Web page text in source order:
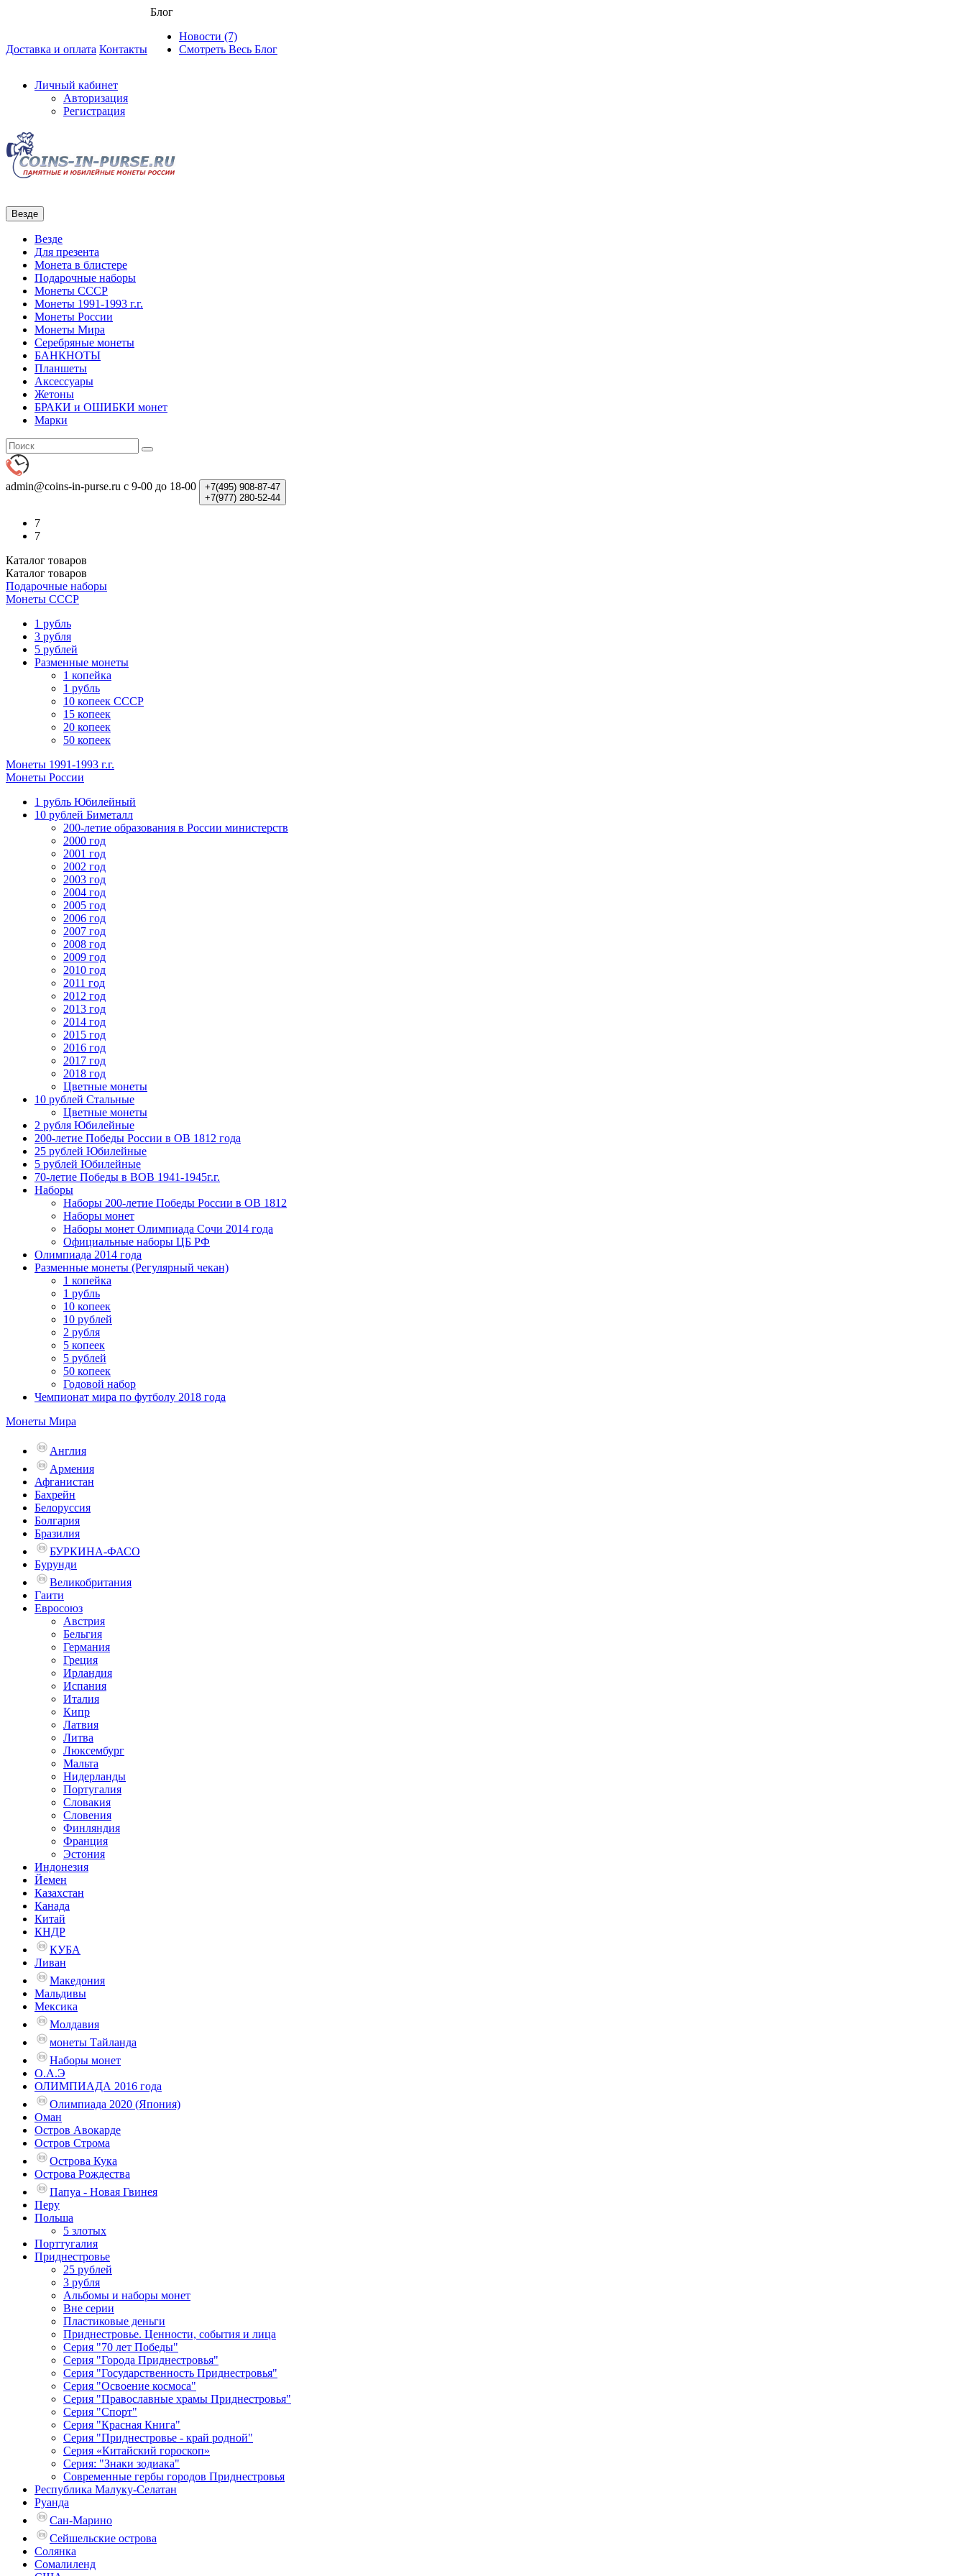
Доставка и оплата Контакты
Блог
Новости (7)
Смотреть Весь Блог
Личный кабинет
Авторизация
Регистрация
Везде
Везде
Для презента
Монета в блистере
Подарочные наборы
Монеты СССР
Монеты 1991-1993 г.г.
Монеты России
Монеты Мира
Серебряные монеты
БАНКНОТЫ
Планшеты
Аксессуары
Жетоны
БРАКИ и ОШИБКИ монет
Марки
admin@coins-in-purse.ru с 9-00 до 18-00 +7(495) 908-87-47
+7(977) 280-52-44
7
7
Каталог товаров
Каталог товаров
Подарочные наборы
Монеты СССР
1 рубль
3 рубля
5 рублей
Разменные монеты
1 копейка
1 рубль
10 копеек СССР
15 копеек
20 копеек
50 копеек
Монеты 1991-1993 г.г.
Монеты России
1 рубль Юбилейный
10 рублей Биметалл
200-летие образования в России министерств
2000 год
2001 год
2002 год
2003 год
2004 год
2005 год
2006 год
2007 год
2008 год
2009 год
2010 год
2011 год
2012 год
2013 год
2014 год
2015 год
2016 год
2017 год
2018 год
Цветные монеты
10 рублей Стальные
Цветные монеты
2 рубля Юбилейные
200-летие Победы России в ОВ 1812 года
25 рублей Юбилейные
5 рублей Юбилейные
70-летие Победы в ВОВ 1941-1945г.г.
Наборы
Наборы 200-летие Победы России в ОВ 1812
Наборы монет
Наборы монет Олимпиада Сочи 2014 года
Официальные наборы ЦБ РФ
Олимпиада 2014 года
Разменные монеты (Регулярный чекан)
1 копейка
1 рубль
10 копеек
10 рублей
2 рубля
5 копеек
5 рублей
50 копеек
Годовой набор
Чемпионат мира по футболу 2018 года
Монеты Мира
Англия
Армения
Афганистан
Бахрейн
Белоруссия
Болгария
Бразилия
БУРКИНА-ФАСО
Бурунди
Великобритания
Гаити
Евросоюз
Австрия
Бельгия
Германия
Греция
Ирландия
Испания
Италия
Кипр
Латвия
Литва
Люксембург
Мальта
Нидерланды
Португалия
Словакия
Словения
Финляндия
Франция
Эстония
Индонезия
Йемен
Казахстан
Канада
Китай
КНДР
КУБА
Ливан
Македония
Мальдивы
Мексика
Молдавия
монеты Тайланда
Наборы монет
О.А.Э
ОЛИМПИАДА 2016 года
Олимпиада 2020 (Япония)
Оман
Остров Авокарде
Остров Строма
Острова Кука
Острова Рождества
Папуа - Новая Гвинея
Перу
Польша
5 злотых
Порттугалия
Приднестровье
25 рублей
3 рубля
Альбомы и наборы монет
Вне серии
Пластиковые деньги
Приднестровье. Ценности, события и лица
Серия "70 лет Победы"
Серия "Города Приднестровья"
Серия "Государственность Приднестровья"
Серия "Освоение космоса"
Серия "Православные храмы Приднестровья"
Серия "Спорт"
Серия "Красная Книга"
Серия "Приднестровье - край родной"
Серия «Китайский гороскоп»
Серия: "Знаки зодиака"
Современные гербы городов Приднестровья
Республика Малуку-Селатан
Руанда
Сан-Марино
Сейшельские острова
Солянка
Сомалиленд